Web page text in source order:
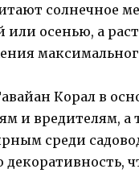
солнечное
или осенью, а
Корал в
и вредителям,
среди